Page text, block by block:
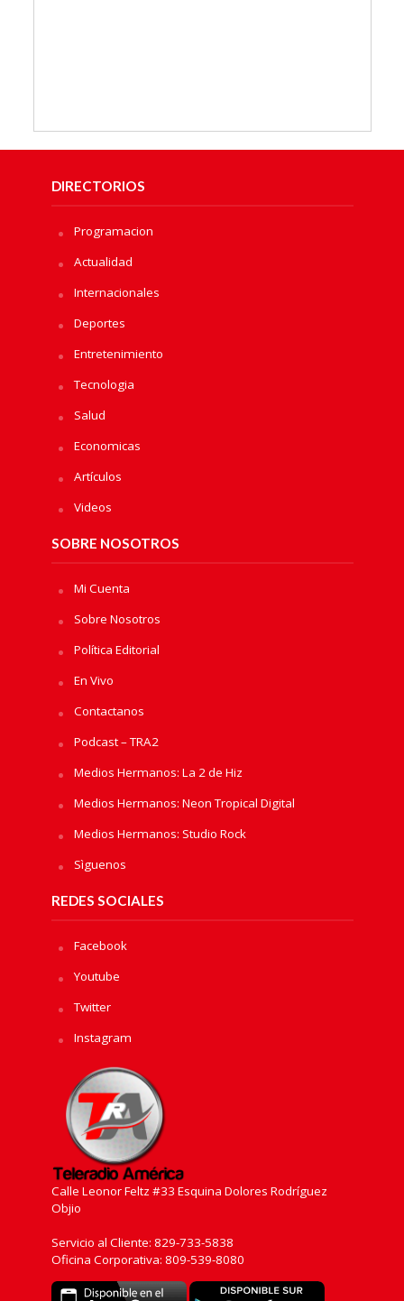
DIRECTORIOS
Programacion
Actualidad
Internacionales
Deportes
Entretenimiento
Tecnologia
Salud
Economicas
Artículos
Videos
SOBRE NOSOTROS
Mi Cuenta
Sobre Nosotros
Política Editorial
En Vivo
Contactanos
Podcast – TRA2
Medios Hermanos: La 2 de Hiz
Medios Hermanos: Neon Tropical Digital
Medios Hermanos: Studio Rock
Sìguenos
REDES SOCIALES
Facebook
Youtube
Twitter
Instagram
Calle Leonor Feltz #33 Esquina Dolores Rodríguez
Objio
Servicio al Cliente: 829-733-5838
Oficina Corporativa: 809-539-8080